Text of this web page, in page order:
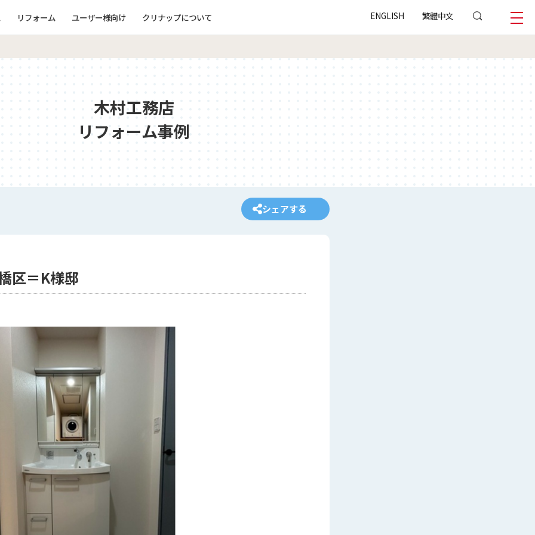
リフォーム ユーザー様向け クリナップについて ENGLISH 繁體中文
木村工務店
リフォーム事例
シェアする
区＝K様邸